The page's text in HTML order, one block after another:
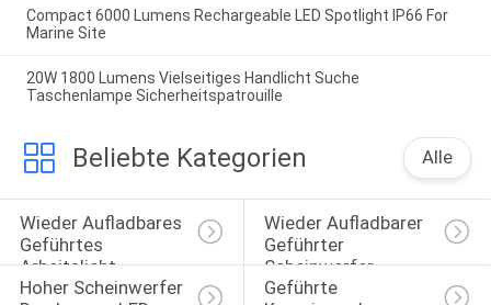
Compact 6000 Lumens Rechargeable LED Spotlight IP66 For
Marine Site
20W 1800 Lumens Vielseitiges Handlicht Suche
Taschenlampe Sicherheitspatrouille
Beliebte Kategorien Alle
Wieder Aufladbares
Geführtes
Arbeitslicht
Wieder Aufladbarer
Geführter
Scheinwerfer
Hoher Scheinwerfer
Geführte